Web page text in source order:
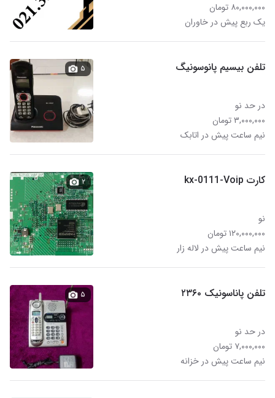
۸۰,۰۰۰,۰۰۰ تومان
یک ربع پیش در خاوران
تلفن بیسیم پانوسونیگ
در حد نو
۳,۰۰۰,۰۰۰ تومان
نیم ساعت پیش در اتابک
۵
کارت kx-0111-Voip
نو
۱۲۰,۰۰۰,۰۰۰ تومان
نیم ساعت پیش در لاله زار
۲
تلفن پاناسونیک ۲۳۶۰
در حد نو
۷,۰۰۰,۰۰۰ تومان
نیم ساعت پیش در خزانه
۵